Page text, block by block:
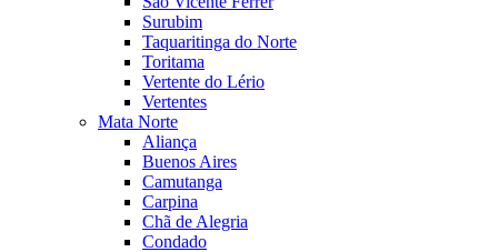
Surubim
Taquaritinga do Norte
Toritama
Vertente do Lério
Vertentes
Mata Norte
Aliança
Buenos Aires
Camutanga
Carpina
Chã de Alegria
Condado